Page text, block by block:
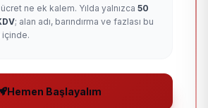
ne ek kalem. Yılda yalnızca 50
; alan adı, barındırma ve fazlası bu
içinde.
Hemen Başlayalım